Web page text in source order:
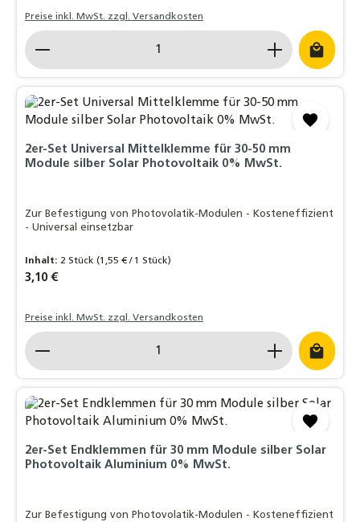
Preise inkl. MwSt. zzgl. Versandkosten
Produkt Anzahl: Gib den gewünschten Wert
2er-Set Universal Mittelklemme für 30-50 mm
Module silber Solar Photovoltaik 0% MwSt.
Zur Befestigung von Photovolatik-Modulen - Kosteneffizient
- Universal einsetzbar
Inhalt:2 Stück(1,55 € / 1 Stück)
Regulärer Preis:
3,10 €
Preise inkl. MwSt. zzgl. Versandkosten
Produkt Anzahl: Gib den gewünschten Wert
2er-Set Endklemmen für 30 mm Module silber Solar
Photovoltaik Aluminium 0% MwSt.
Zur Befestigung von Photovolatik-Modulen - Kosteneffizient